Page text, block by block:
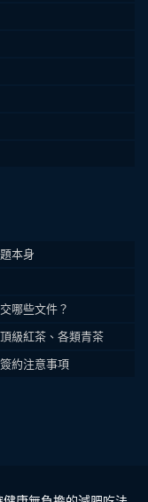
本身
哪些文件？
級紅茶、各類青茶
約注意事項